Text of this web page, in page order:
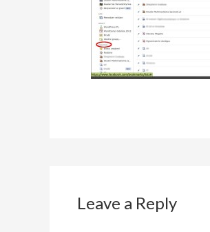
Leave a Reply